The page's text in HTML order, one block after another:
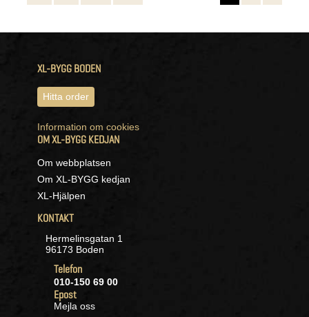
XL-BYGG BODEN
Hitta order
Information om cookies
OM XL-BYGG KEDJAN
Om webbplatsen
Om XL-BYGG kedjan
XL-Hjälpen
KONTAKT
Hermelinsgatan 1
96173 Boden
Telefon
010-150 69 00
Epost
Mejla oss